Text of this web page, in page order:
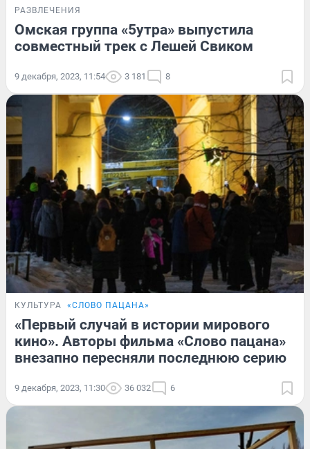
РАЗВЛЕЧЕНИЯ
Омская группа «5утра» выпустила
совместный трек с Лешей Свиком
9 декабря, 2023, 11:54 3 181 8
КУЛЬТУРА «СЛОВО ПАЦАНА»
«Первый случай в истории мирового
кино». Авторы фильма «Слово пацана»
внезапно пересняли последнюю серию
9 декабря, 2023, 11:30 36 032 6